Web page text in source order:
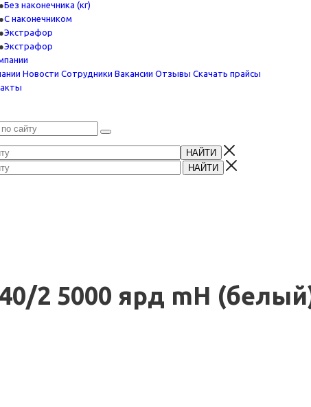
Без наконечника (кг)
С наконечником
Экстрафор
Экстрафор
Новости Сотрудники Вакансии Отзывы Скачать прайсы
2 5000 ярд mH